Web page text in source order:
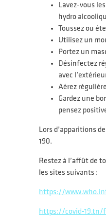
Lavez-vous
hydro
Toussez ou
Utilisez un
Portez un
Désinfectez
avec
Aérez
Gardez une
pensez
Lors d’apparitions
190.
Restez à l’affût de
les sites suivants :
https://
https://covid-19.tn/